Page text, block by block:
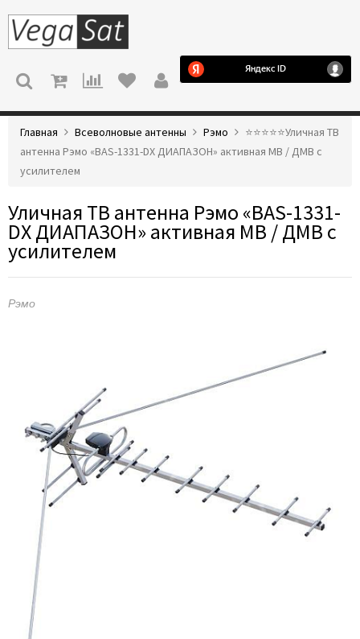
МЕНЮ
Главная Всеволновые антенны Рэмо
⭐️⭐️⭐️⭐️⭐️Уличная ТВ
антенна Рэмо «BAS-1331-DX ДИАПАЗОН» активная МВ / ДМВ с
усилителем
Уличная ТВ антенна Рэмо «BAS-1331-
DX ДИАПАЗОН» активная МВ / ДМВ с
усилителем
Рэмо